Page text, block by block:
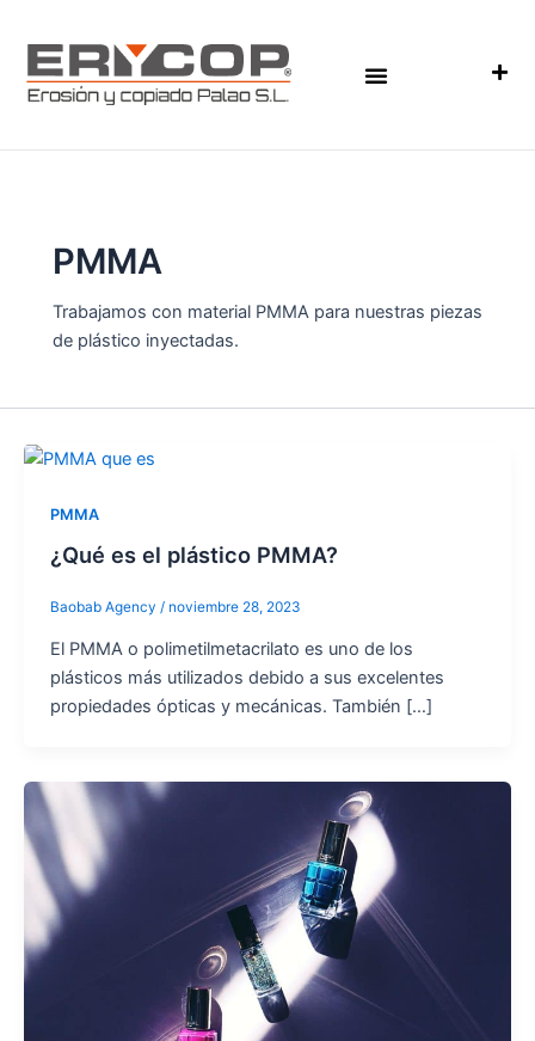
contenido
PMMA
Trabajamos con material PMMA para nuestras piezas
de plástico inyectadas.
PMMA
¿Qué es el plástico PMMA?
Baobab Agency / noviembre 28, 2023
El PMMA o polimetilmetacrilato es uno de los
plásticos más utilizados debido a sus excelentes
propiedades ópticas y mecánicas. También […]